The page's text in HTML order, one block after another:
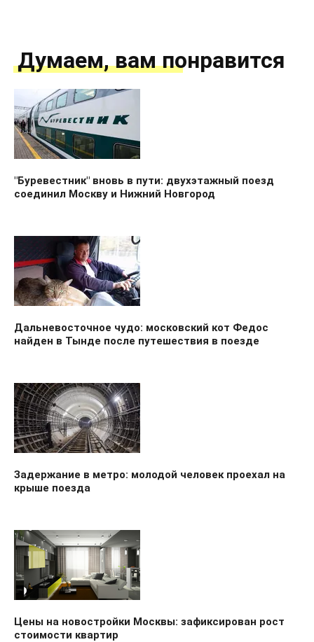
Думаем, вам понравится
"Буревестник" вновь в пути: двухэтажный поезд
соединил Москву и Нижний Новгород
Дальневосточное чудо: московский кот Федос
найден в Тынде после путешествия в поезде
Задержание в метро: молодой человек проехал на
крыше поезда
Цены на новостройки Москвы: зафиксирован рост
стоимости квартир